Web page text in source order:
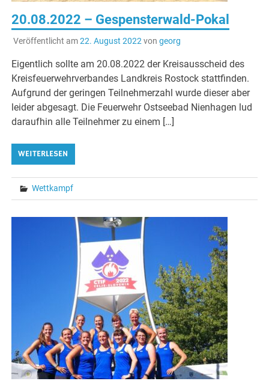
20.08.2022 – Gespensterwald-Pokal
Veröffentlicht am22. August 2022 von georg
Eigentlich sollte am 20.08.2022 der Kreisausscheid des
Kreisfeuerwehrverbandes Landkreis Rostock stattfinden.
Aufgrund der geringen Teilnehmerzahl wurde dieser aber
leider abgesagt. Die Feuerwehr Ostseebad Nienhagen lud
daraufhin alle Teilnehmer zu einem […]
WEITERLESEN
Wettkampf